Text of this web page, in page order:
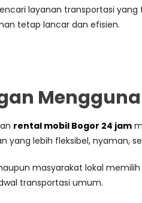
layanan transportasi
tetap lancar dan efisien.
rental mobil Bogor 24 jam
yang lebih fleksibel, nyaman,
masyarakat lokal memilih
transportasi umum.